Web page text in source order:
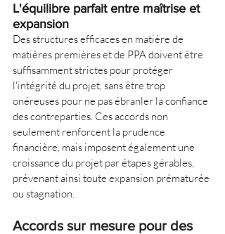
L'équilibre parfait entre maîtrise et
expansion
Des structures efficaces en matière de
matières premières et de PPA doivent être
suffisamment strictes pour protéger
l'intégrité du projet, sans être trop
onéreuses pour ne pas ébranler la confiance
des contreparties. Ces accords non
seulement renforcent la prudence
financière, mais imposent également une
croissance du projet par étapes gérables,
prévenant ainsi toute expansion prématurée
ou stagnation.
Accords sur mesure pour des